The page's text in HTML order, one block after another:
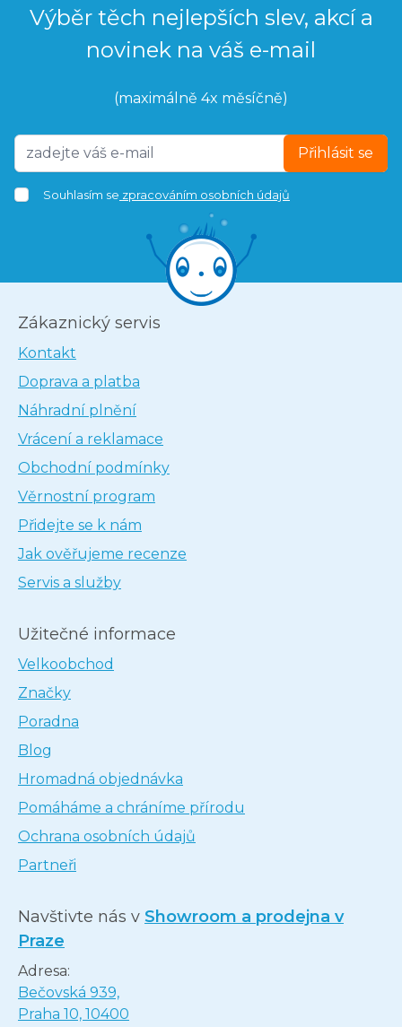
Výběr těch nejlepších slev, akcí a
novinek na váš e-mail
(maximálně 4x měsíčně)
Přihlásit se
Souhlasím se zpracováním osobních údajů
Zákaznický servis
Kontakt
Doprava a platba
Náhradní plnění
Vrácení a reklamace
Obchodní podmínky
Věrnostní program
Přidejte se k nám
Jak ověřujeme recenze
Servis a služby
Užitečné informace
Velkoobchod
Značky
Poradna
Blog
Hromadná objednávka
Pomáháme a chráníme přírodu
Ochrana osobních údajů
Partneři
Navštivte nás v Showroom a prodejna v
Praze
Adresa:
Bečovská 939,
Praha 10, 10400